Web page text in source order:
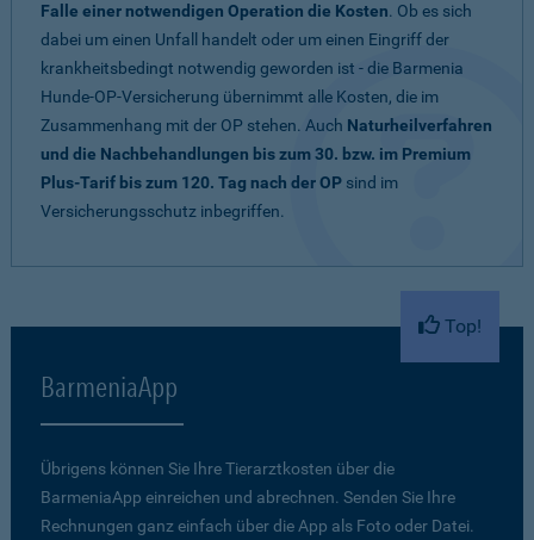
Falle einer notwendigen Operation die Kosten. Ob es sich
dabei um einen Unfall handelt oder um einen Eingriff der
krankheitsbedingt notwendig geworden ist - die Barmenia
Hunde-OP-Versicherung übernimmt alle Kosten, die im
Zusammenhang mit der OP stehen. Auch Naturheilverfahren
und die Nachbehandlungen bis zum 30. bzw. im Premium
Plus-Tarif bis zum 120. Tag nach der OP sind im
Versicherungsschutz inbegriffen.
Top!
BarmeniaApp
Übrigens können Sie Ihre Tierarztkosten über die
BarmeniaApp einreichen und abrechnen. Senden Sie Ihre
Rechnungen ganz einfach über die App als Foto oder Datei.